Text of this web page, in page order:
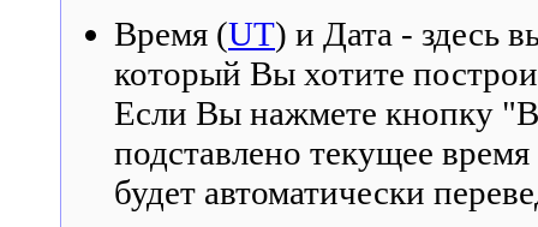
Время (UT) и Дата - здесь
который Вы хотите
Если Вы нажмете кнопку
подставлено текущее
будет автоматически